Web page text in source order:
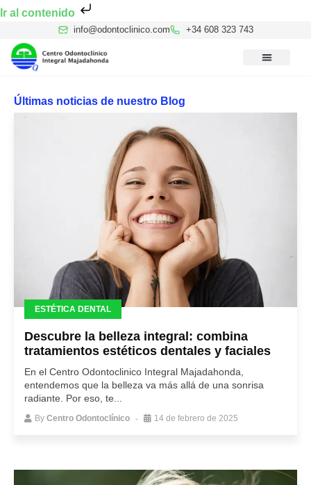
Ir al contenido
info@odontoclinico.com +34 608 323 743
Últimas noticias de nuestro Blog
ESTÉTICA DENTAL
Descubre la belleza integral: combina
tratamientos estéticos dentales y faciales
En el Centro Odontoclinico Integral Majadahonda,
entendemos que la belleza va más allá de una sonrisa
radiante. Por eso, te...
By Centro Odontoclínico 14 de febrero de 2025